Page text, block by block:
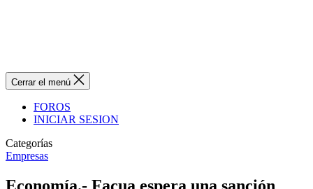
Cerrar el menú
FOROS
INICIAR SESION
Categorías
Empresas